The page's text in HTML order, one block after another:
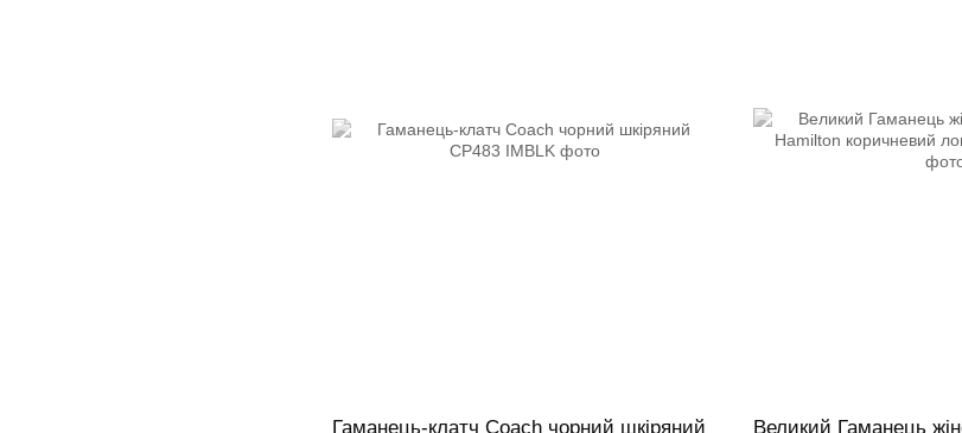
Гаманець-клатч Coach чорний шкіряний